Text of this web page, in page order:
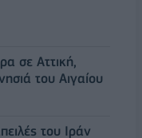
σε Αττική,
του Αιγαίου
του Ιράν